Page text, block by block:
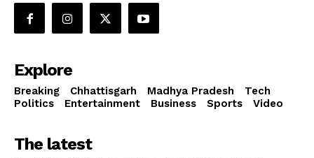
Explore
Breaking Chhattisgarh Madhya Pradesh
Tech
Politics
Entertainment Business Sports Video
The latest